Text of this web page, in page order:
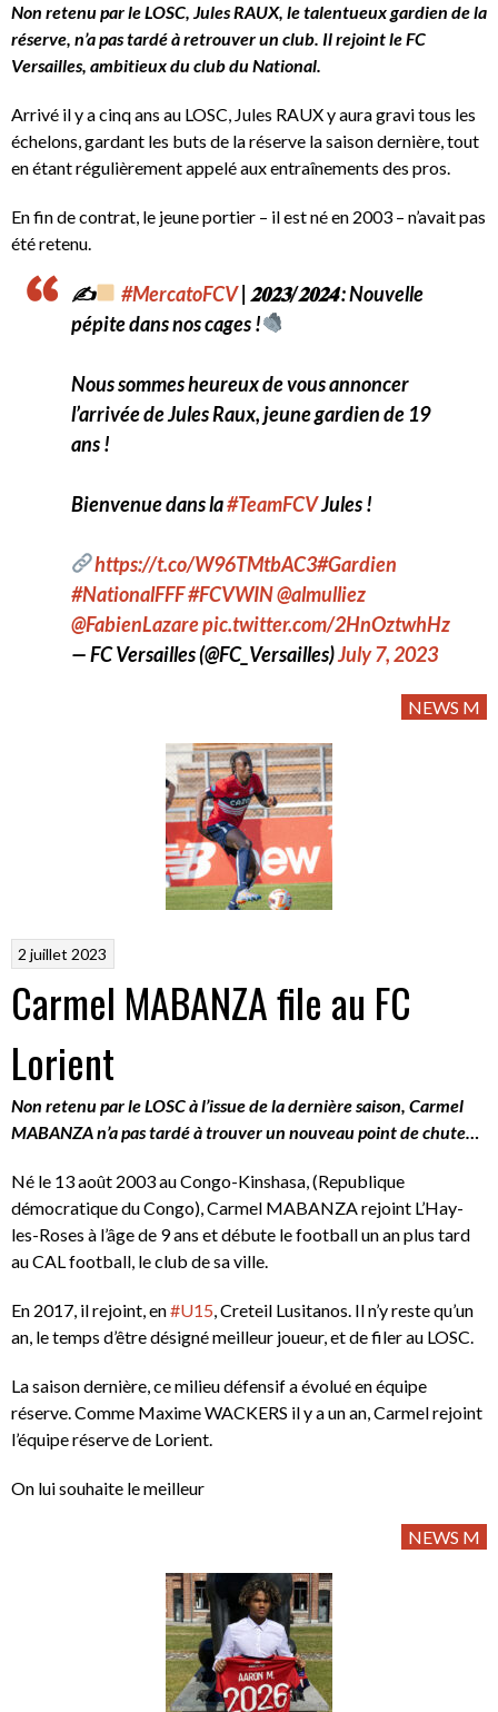
Non retenu par le LOSC, Jules RAUX, le talentueux gardien de la
réserve, n’a pas tardé à retrouver un club. Il rejoint le FC
Versailles, ambitieux du club du National.
Arrivé il y a cinq ans au LOSC, Jules RAUX y aura gravi tous les
échelons, gardant les buts de la réserve la saison dernière, tout
en étant régulièrement appelé aux entraînements des pros.
En fin de contrat, le jeune portier – il est né en 2003 – n’avait pas
été retenu.
✍ #MercatoFCV| 𝟐𝟎𝟐𝟑/𝟐𝟎𝟐𝟒 : Nouvelle
pépite dans nos cages !
Nous sommes heureux de vous annoncer
l’arrivée de Jules Raux, jeune gardien de 19
ans !
Bienvenue dans la#TeamFCVJules !
https://t.co/W96TMtbAC3#Gardien
#NationalFFF#FCVWIN@almulliez
@FabienLazarepic.twitter.com/2HnOztwhHz
— FC Versailles (@FC_Versailles)July 7, 2023
NEWS M
2 juillet 2023
Carmel MABANZA file au FC
Lorient
Non retenu par le LOSC à l’issue de la dernière saison, Carmel
MABANZA n’a pas tardé à trouver un nouveau point de chute…
Né le 13 août 2003 au Congo-Kinshasa, (Republique
démocratique du Congo), Carmel MABANZA rejoint L’Hay-
les-Roses à l’âge de 9 ans et débute le football un an plus tard
au CAL football, le club de sa ville.
En 2017, il rejoint, en#U15 , Creteil Lusitanos. Il n’y reste qu’un
an, le temps d’être désigné meilleur joueur, et de filer au LOSC.
La saison dernière, ce milieu défensif a évolué en équipe
réserve. Comme Maxime WACKERS il y a un an, Carmel rejoint
l’équipe réserve de Lorient.
On lui souhaite le meilleur
NEWS M